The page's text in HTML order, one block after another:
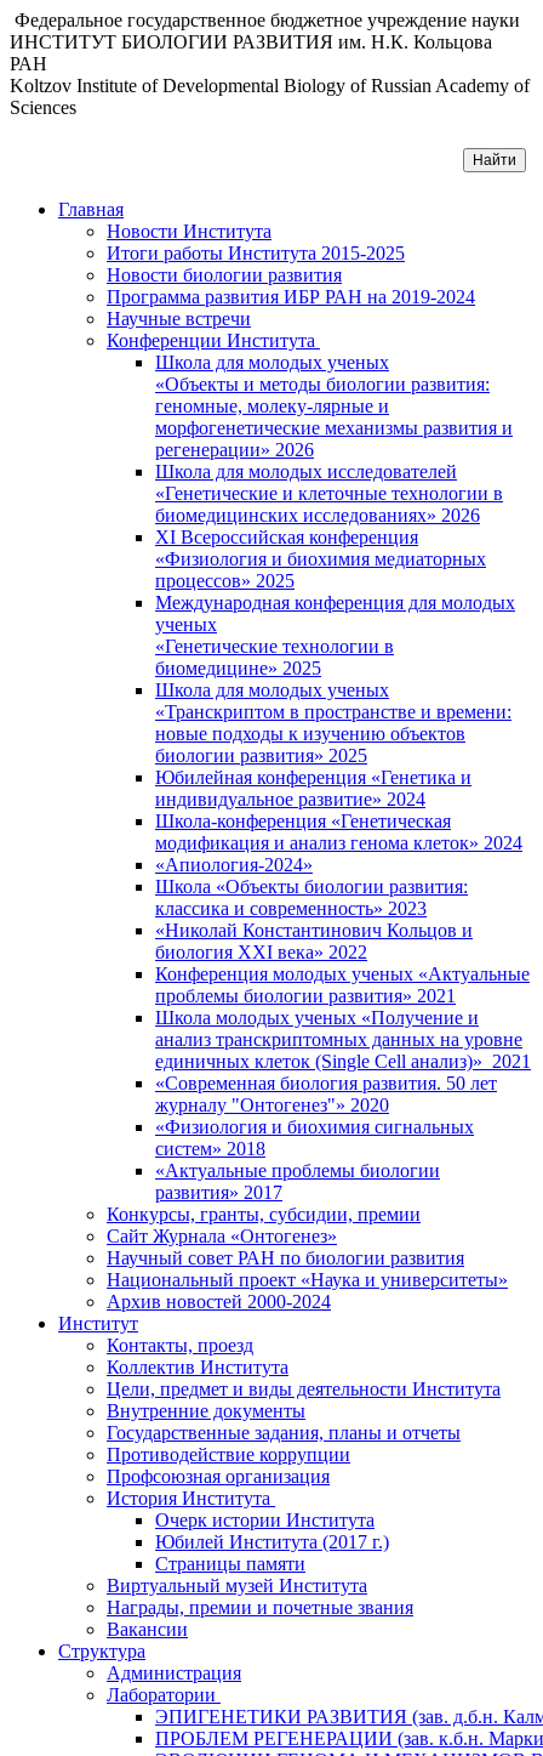
Федеральное государственное бюджетное учреждение науки
ИНСТИТУТ БИОЛОГИИ РАЗВИТИЯ им. Н.К. Кольцова
РАН
Koltzov Institute of Developmental Biology of Russian Academy of
Sciences
Главная
Новости Института
Итоги работы Института 2015-2025
Новости биологии развития
Программа развития ИБР РАН на 2019-2024
Научные встречи
Конференции Института
Школа для молодых ученых
«Объекты и методы биологии развития:
геномные, молеку-лярные и
морфогенетические механизмы развития и
регенерации» 2026
Школа для молодых исследователей
«Генетические и клеточные технологии в
биомедицинских исследованиях» 2026
XI Всероссийская конференция
«Физиология и биохимия медиаторных
процессов» 2025
Международная конференция для молодых
ученых
«Генетические технологии в
биомедицине» 2025
Школа для молодых ученых
«Транскриптом в пространстве и времени:
новые подходы к изучению объектов
биологии развития» 2025
Юбилейная конференция «Генетика и
индивидуальное развитие» 2024
Школа-конференция «Генетическая
модификация и анализ генома клеток» 2024
«Апиология-2024»
Школа «Объекты биологии развития:
классика и современность» 2023
«Николай Константинович Кольцов и
биология XXI века» 2022
Конференция молодых ученых «Актуальные
проблемы биологии развития» 2021
Школа молодых ученых «Получение и
анализ транскриптомных данных на уровне
единичных клеток (Single Cell анализ)» 2021
«Современная биология развития. 50 лет
журналу "Онтогенез"» 2020
«Физиология и биохимия сигнальных
систем» 2018
«Актуальные проблемы биологии
развития» 2017
Конкурсы, гранты, субсидии, премии
Сайт Журнала «Онтогенез»
Научный совет РАН по биологии развития
Национальный проект «Наука и университеты»
Архив новостей 2000-2024
Институт
Контакты, проезд
Коллектив Института
Цели, предмет и виды деятельности Института
Внутренние документы
Государственные задания, планы и отчеты
Противодействие коррупции
Профсоюзная организация
История Института
Очерк истории Института
Юбилей Института (2017 г.)
Страницы памяти
Виртуальный музей Института
Награды, премии и почетные звания
Вакансии
Структура
Администрация
Лаборатории
ЭПИГЕНЕТИКИ РАЗВИТИЯ (зав. д.б.н.
ПРОБЛЕМ РЕГЕНЕРАЦИИ (зав. к.б.н.